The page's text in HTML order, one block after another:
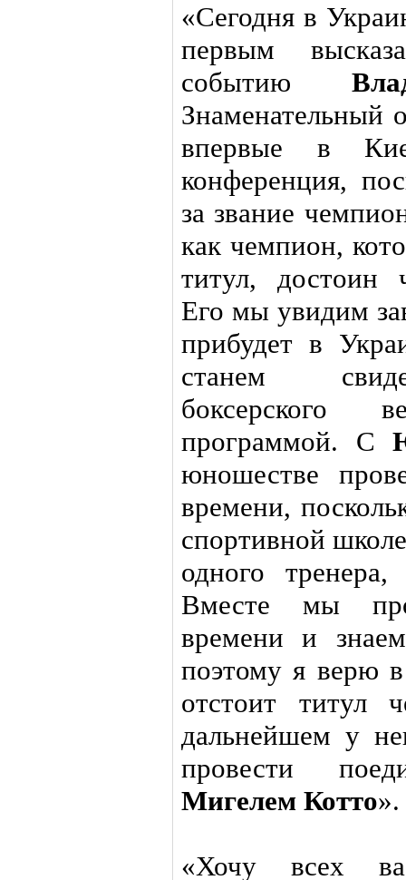
«Сегодня в
первым
событию
Знаменательный
впервые в
конференция,
за звание
как чемпион,
титул, достоин
Его мы увидим
прибудет в
станем
боксерского
программой. С
юношестве
времени,
спортивной
одного
Вместе мы
времени и
поэтому я верю
отстоит
дальнейшем у
провести
Мигелем Котто».
«Хочу всех